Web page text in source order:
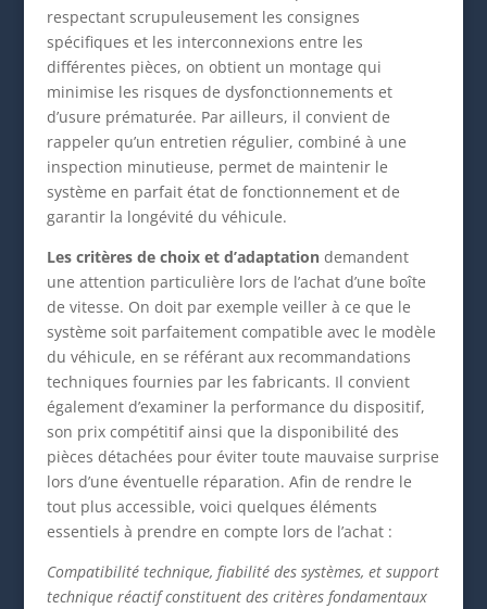
respectant scrupuleusement les consignes
spécifiques et les interconnexions entre les
différentes pièces, on obtient un montage qui
minimise les risques de dysfonctionnements et
d’usure prématurée. Par ailleurs, il convient de
rappeler qu’un entretien régulier, combiné à une
inspection minutieuse, permet de maintenir le
système en parfait état de fonctionnement et de
garantir la longévité du véhicule.
Les critères de choix et d’adaptationdemandent
une attention particulière lors de l’achat d’une boîte
de vitesse. On doit par exemple veiller à ce que le
système soit parfaitement compatible avec le modèle
du véhicule, en se référant aux recommandations
techniques fournies par les fabricants. Il convient
également d’examiner la performance du dispositif,
son prix compétitif ainsi que la disponibilité des
pièces détachées pour éviter toute mauvaise surprise
lors d’une éventuelle réparation. Afin de rendre le
tout plus accessible, voici quelques éléments
essentiels à prendre en compte lors de l’achat :
Compatibilité technique, fiabilité des systèmes, et support
technique réactif constituent des critères fondamentaux